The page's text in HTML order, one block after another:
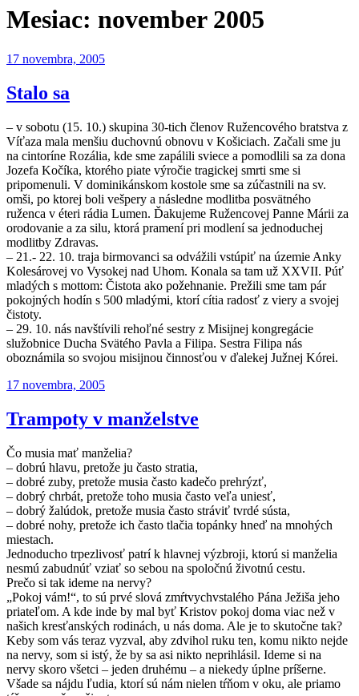
Mesiac: november 2005
Publikované
17 novembra, 2005
Stalo sa
– v sobotu (15. 10.) skupina 30-tich členov Ružencového bratstva z
Víťaza mala menšiu duchovnú obnovu v Košiciach. Začali sme ju
na cintoríne Rozália, kde sme zapálili sviece a pomodlili sa za dona
Jozefa Kočíka, ktorého piate výročie tragickej smrti sme si
pripomenuli. V dominikánskom kostole sme sa zúčastnili na sv.
omši, po ktorej boli vešpery a následne modlitba posvätného
ruženca v éteri rádia Lumen. Ďakujeme Ružencovej Panne Márii za
orodovanie a za silu, ktorá pramení pri modlení sa jednoduchej
modlitby Zdravas.
– 21.- 22. 10. traja birmovanci sa odvážili vstúpiť na územie Anky
Kolesárovej vo Vysokej nad Uhom. Konala sa tam už XXVII. Púť
mladých s mottom: Čistota ako požehnanie. Prežili sme tam pár
pokojných hodín s 500 mladými, ktorí cítia radosť z viery a svojej
čistoty.
– 29. 10. nás navštívili rehoľné sestry z Misijnej kongregácie
služobnice Ducha Svätého Pavla a Filipa. Sestra Filipa nás
oboznámila so svojou misijnou činnosťou v ďalekej Južnej Kórei.
Publikované
17 novembra, 2005
Trampoty v manželstve
Čo musia mať manželia?
– dobrú hlavu, pretože ju často stratia,
– dobré zuby, pretože musia často kadečo prehrýzť,
– dobrý chrbát, pretože toho musia často veľa uniesť,
– dobrý žalúdok, pretože musia často stráviť tvrdé sústa,
– dobré nohy, pretože ich často tlačia topánky hneď na mnohých
miestach.
Jednoducho trpezlivosť patrí k hlavnej výzbroji, ktorú si manželia
nesmú zabudnúť vziať so sebou na spoločnú životnú cestu.
Prečo si tak ideme na nervy?
„Pokoj vám!“, to sú prvé slová zmŕtvychvstalého Pána Ježiša jeho
priateľom. A kde inde by mal byť Kristov pokoj doma viac než v
našich kresťanských rodinách, u nás doma. Ale je to skutočne tak?
Keby som vás teraz vyzval, aby zdvihol ruku ten, komu nikto nejde
na nervy, som si istý, že by sa asi nikto neprihlásil. Ideme si na
nervy skoro všetci – jeden druhému – a niekedy úplne príšerne.
Všade sa nájdu ľudia, ktorí sú nám nielen tŕňom v oku, ale priamo